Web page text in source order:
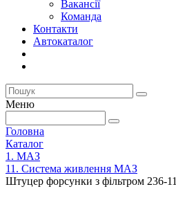
Вакансії
Команда
Контакти
Автокаталог
Меню
Головна
Каталог
1. МАЗ
11. Система живлення МАЗ
Штуцер форсунки з фільтром 236-